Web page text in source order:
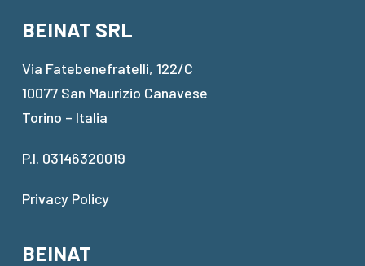
BEINAT SRL
Via Fatebenefratelli, 122/C
10077 San Maurizio Canavese
Torino – Italia
P.I. 03146320019
Privacy Policy
BEINAT